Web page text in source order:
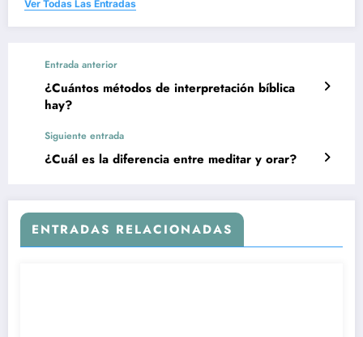
Ver Todas Las Entradas
Entrada anterior
¿Cuántos métodos de interpretación bíblica
hay?
Siguiente entrada
¿Cuál es la diferencia entre meditar y orar?
ENTRADAS RELACIONADAS